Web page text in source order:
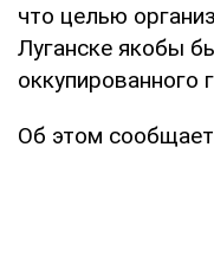
что целью
Луганске якобы
оккупированного
Об этом